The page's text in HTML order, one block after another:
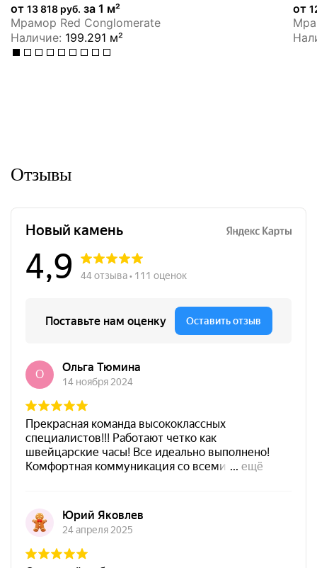
от13 818 руб. за 1 м²
Мрамор Red Conglomerate
Наличие: 199.291 м²
от
Отзывы